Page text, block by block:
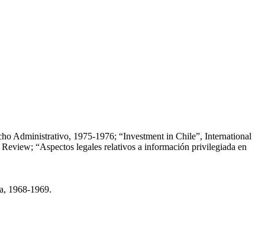
Administrativo, 1975-1976; “Investment in Chile”, International
“Aspectos legales relativos a información privilegiada en
1968-1969.